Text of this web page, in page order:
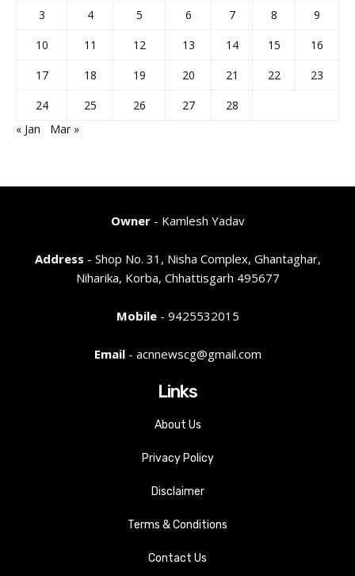
3
4 5 6 7 8
9
10
11 12 13 14 15
16
17
18 19 20 21 22
23
24
25 26 27
28
« Jan
Mar »
Owner- Kamlesh Yadav
Address - Shop No. 31, Nisha Complex, Ghantaghar,
Niharika, Korba, Chhattisgarh 495677
Mobile- 9425532015
Email- acnnewscg@gmail.com
Links
About Us
Privacy Policy
Disclaimer
Terms & Conditions
Contact Us